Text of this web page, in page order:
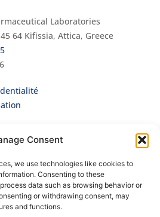
Consent
we use technologies like cookies to
Consenting to these
data such as browsing behavior or
or withdrawing consent, may
and functions.
Laboratories
64 Κifissia, Attica, Greece
notre Newsletter pour être le
toutes nos actualités et